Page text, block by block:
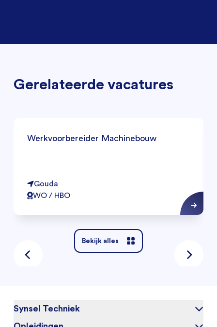
Gerelateerde vacatures
Werkvoorbereider Machinebouw
Gouda
WO / HBO
Bekijk alles
Synsel Techniek